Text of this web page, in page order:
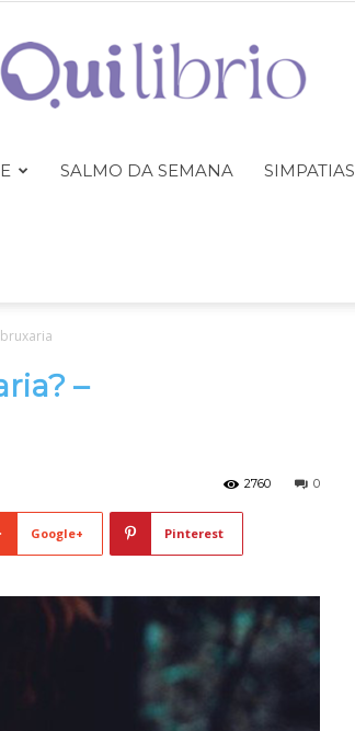
iQuilibrio
SALMO DA SEMANA SIMPATIAS
–
0
2760
Google+ Pinterest